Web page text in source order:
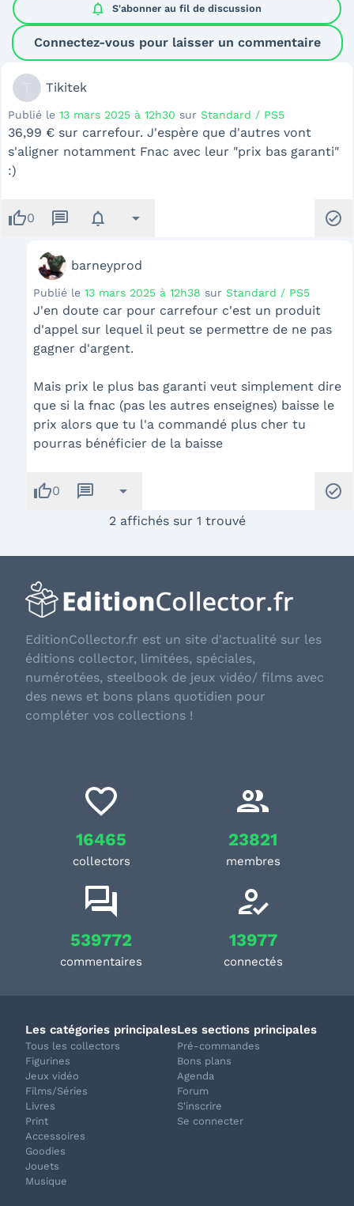
notifications S'abonner au fil de discussion
Connectez-vous pour laisser un commentaire
Tikitek
Publié le 13 mars 2025 à 12h30 sur Standard / PS5
36,99 € sur carrefour. J'espère que d'autres vont
s'aligner notamment Fnac avec leur "prix bas garanti"
:)
thumb_up0 message notifications arrow_drop_down check_circle
barneyprod
Publié le 13 mars 2025 à 12h38 sur Standard / PS5
J'en doute car pour carrefour c'est un produit
d'appel sur lequel il peut se permettre de ne pas
gagner d'argent.
Mais prix le plus bas garanti veut simplement dire
que si la fnac (pas les autres enseignes) baisse le
prix alors que tu l'a commandé plus cher tu
pourras bénéficier de la baisse
thumb_up0 message arrow_drop_down check_circle
2 affichés sur 1 trouvé
EditionCollector.fr est un site d'actualité sur les
éditions collector, limitées, spéciales,
numérotées, steelbook de jeux vidéo/ films avec
des news et bons plans quotidien pour
compléter vos collections !
16465
collectors
23821
membres
539772
commentaires
13977
connectés
Les catégories principales
Tous les collectors
Figurines
Jeux vidéo
Films/Séries
Livres
Print
Accessoires
Goodies
Jouets
Musique
Les sections principales
Pré-commandes
Bons plans
Agenda
Forum
S'inscrire
Se connecter